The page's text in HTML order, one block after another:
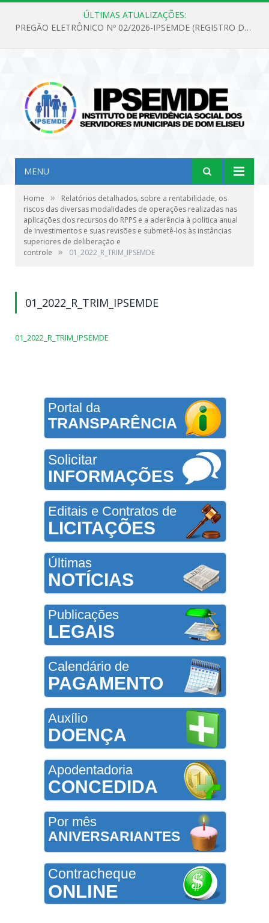
ÚLTIMAS ATUALIZAÇÕES:
PREGÃO ELETRÔNICO Nº 02/2026-IPSEMDE (REGISTRO DE PREÇOS PARA FUTURA E EVENTUAL AQUISIÇÃO DE MATERIAL DE LIMPEZA E GÊNEROS ALIMENTÍCIOS PARA ATENDER AS NECESSIDADES DO INSTITUTO DE PREVIDÊNCIA SOCIAL DOS SERVIDORES MUNICIPAIS DE DOM ELISEU.)
MENU
Home »
Relatórios detalhados, sobre a rentabilidade, os
riscos das diversas modalidades de operações realizadas nas
aplicações dos recursos do RPPS e a aderência à política anual
de investimentos e suas revisões e submetê-los às instâncias
superiores de deliberação e
controle
» 01_2022_R_TRIM_IPSEMDE
01_2022_R_TRIM_IPSEMDE
01_2022_R_TRIM_IPSEMDE
Portal da
TRANSPARÊNCIA
Solicitar
INFORMAÇÕES
Editais e Contratos de
LICITAÇÕES
Últimas
NOTÍCIAS
Publicações
LEGAIS
Calendário de
PAGAMENTO
Auxílio
DOENÇA
Apodentadoria
CONCEDIDA
Por mês
ANIVERSARIANTES
Contracheque
ONLINE